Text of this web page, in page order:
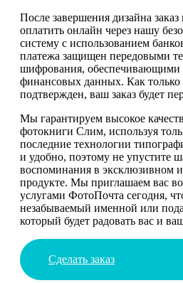
После завершения дизайна
оплатить онлайн через нашу
систему с использованием
платежа защищен передовыми
шифрования, обеспечивающими
финансовых данных. Как только
подтвержден, ваш заказ будет
Мы гарантируем высокое
фотокниги Слим, используя
последние технологии
и удобно, поэтому не упустите
воспоминания в эксклюзивном
продукте. Мы приглашаем вас
услугами ФотоПочта сегодня,
незабываемый именной или
который будет радовать вас и
Сделать заказ